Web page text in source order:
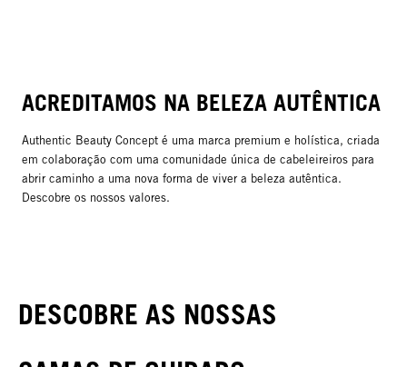
ACREDITAMOS NA BELEZA AUTÊNTICA
Authentic Beauty Concept é uma marca premium e holística, criada
em colaboração com uma comunidade única de cabeleireiros para
abrir caminho a uma nova forma de viver a beleza autêntica.
Descobre os nossos valores.
DESCOBRE AS NOSSAS